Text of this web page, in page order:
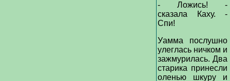
- Ложись! -
сказала Каху. -
Спи!
Уамма послушно
улеглась ничком и
зажмурилась. Два
старика принесли
оленью шкуру и